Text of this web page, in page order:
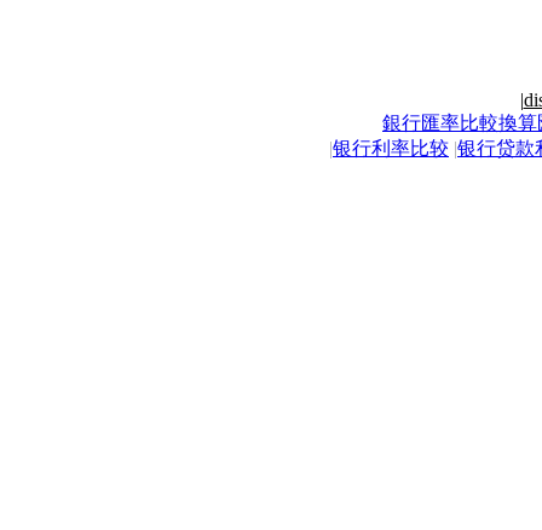
|
銀行匯率比較換算
|银行利率比较 |银行贷款